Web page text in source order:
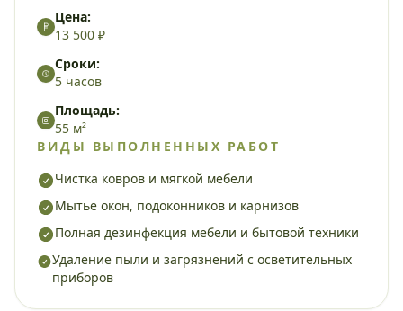
Цена:
13 500 ₽
Сроки:
5 часов
Площадь:
55 м²
ВИДЫ ВЫПОЛНЕННЫХ РАБОТ
Чистка ковров и мягкой мебели
Мытье окон, подоконников и карнизов
Полная дезинфекция мебели и бытовой техники
Удаление пыли и загрязнений с осветительных
приборов